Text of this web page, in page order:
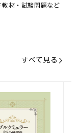
教材・試験問題など
すべて見る